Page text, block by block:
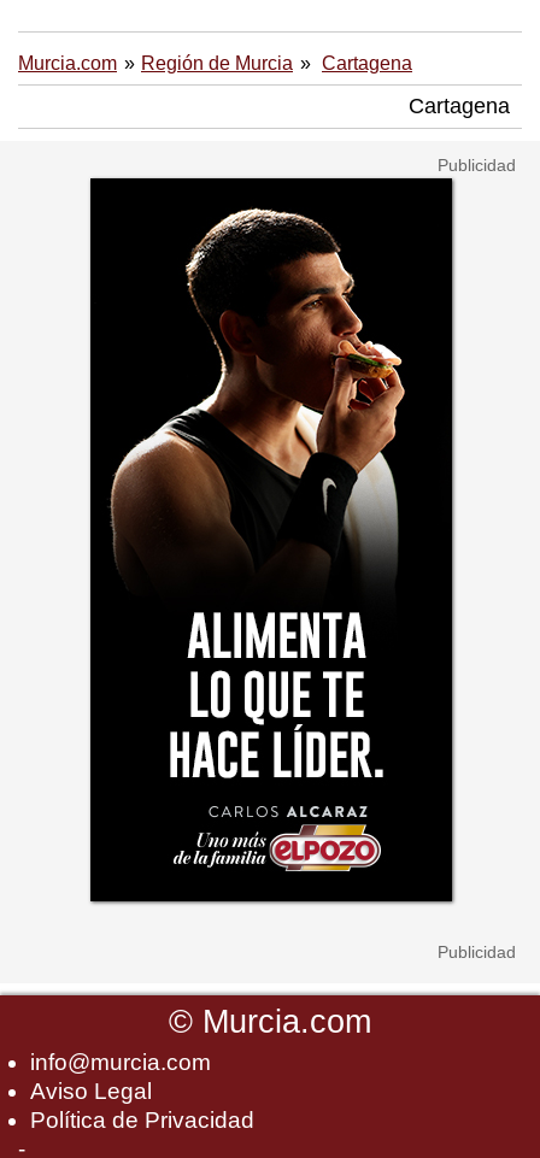
Murcia.com Región de Murcia Cartagena
Cartagena
© Murcia.com
info@murcia.com
Aviso Legal
Política de Privacidad
-